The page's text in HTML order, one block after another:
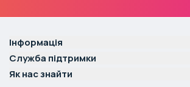
Інформація
Служба підтримки
Як нас знайти